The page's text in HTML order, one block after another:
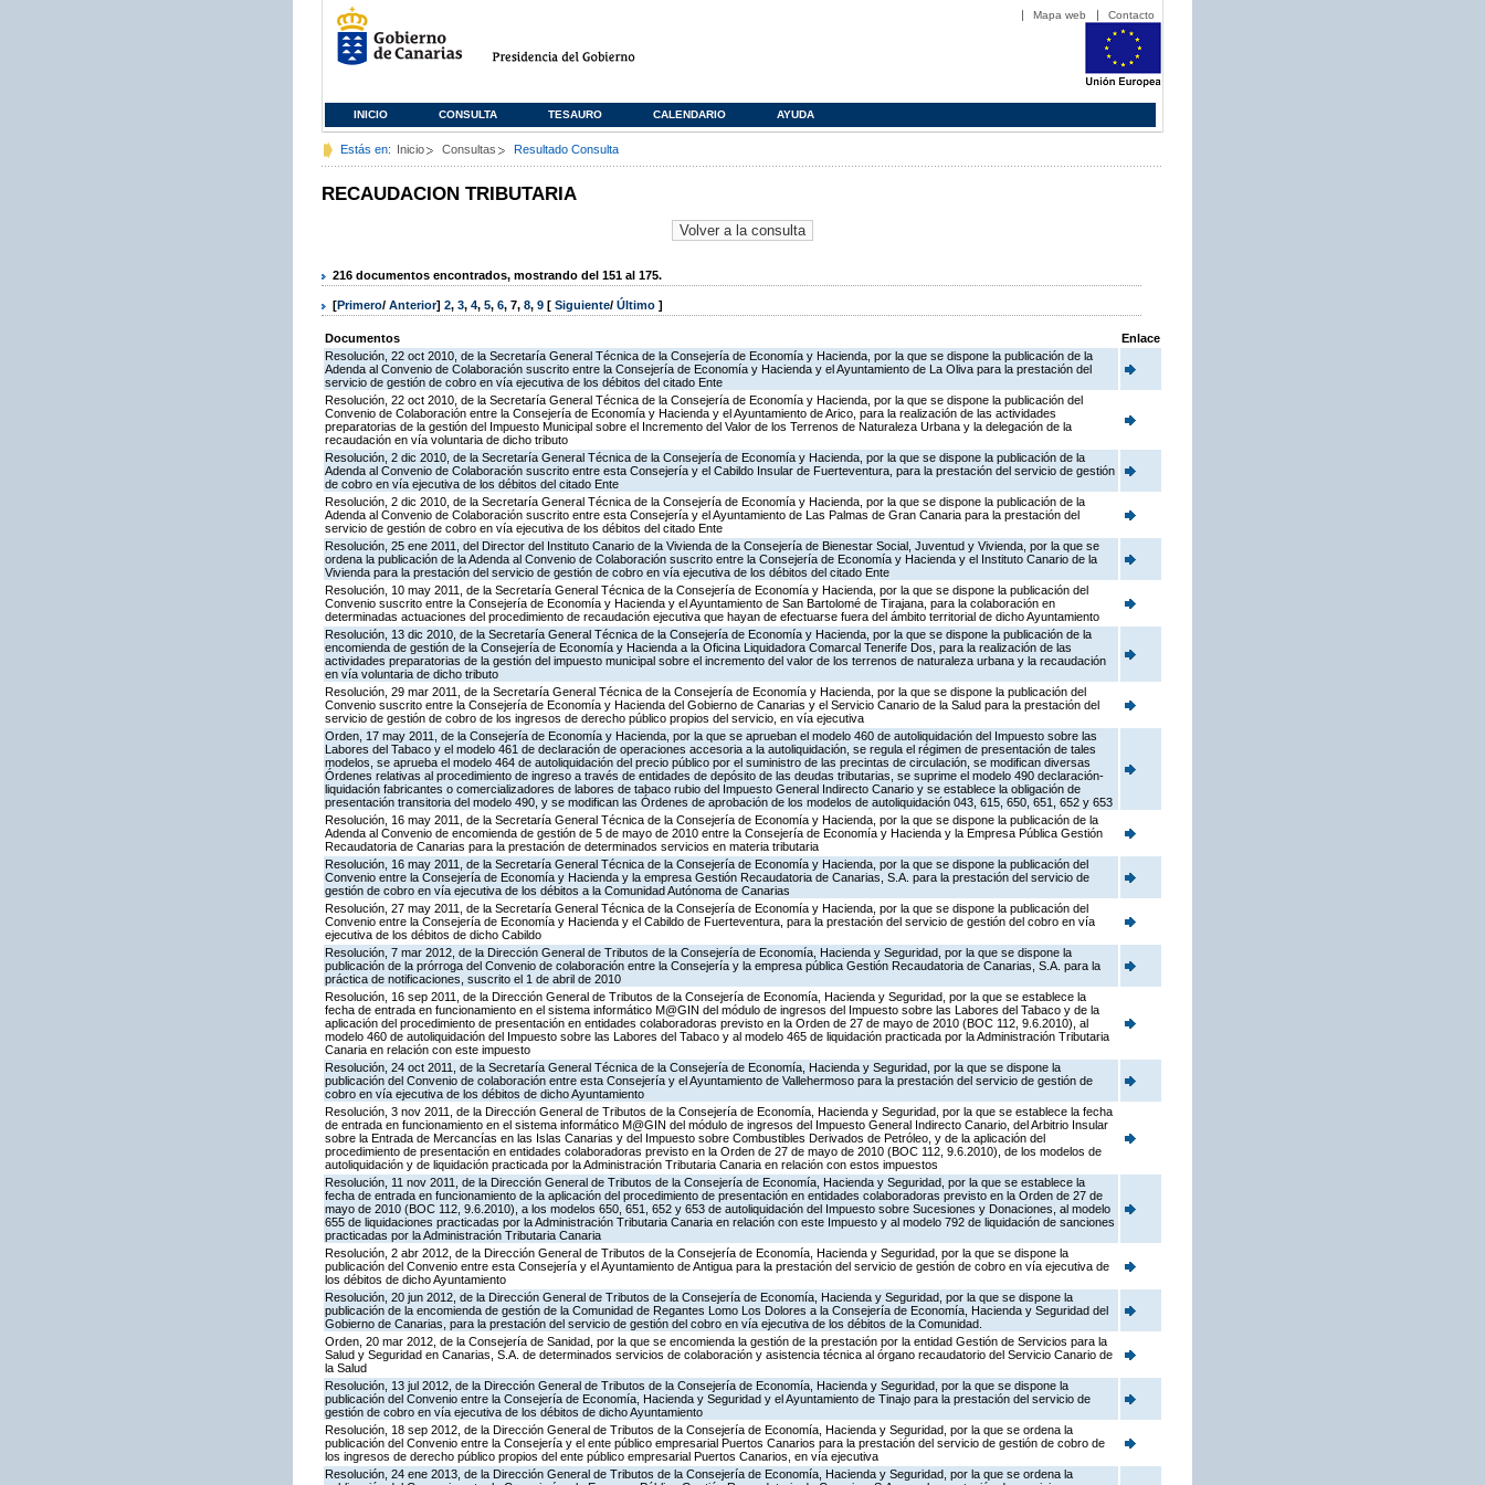
Mapa web Contacto
INICIO CONSULTA TESAURO CALENDARIO AYUDA
Estás en: Inicio Consultas Resultado Consulta
RECAUDACION TRIBUTARIA
216 documentos encontrados, mostrando del 151 al 175.
[Primero/ Anterior] 2, 3, 4, 5, 6, 7, 8, 9 [ Siguiente/ Último ]
Documentos
Enlace
Resolución, 22 oct 2010, de la Secretaría General Técnica de la Consejería de Economía y Hacienda, por la que se dispone la publicación de la
Adenda al Convenio de Colaboración suscrito entre la Consejería de Economía y Hacienda y el Ayuntamiento de La Oliva para la prestación del
servicio de gestión de cobro en vía ejecutiva de los débitos del citado Ente
Resolución, 22 oct 2010, de la Secretaría General Técnica de la Consejería de Economía y Hacienda, por la que se dispone la publicación del
Convenio de Colaboración entre la Consejería de Economía y Hacienda y el Ayuntamiento de Arico, para la realización de las actividades
preparatorias de la gestión del Impuesto Municipal sobre el Incremento del Valor de los Terrenos de Naturaleza Urbana y la delegación de la
recaudación en vía voluntaria de dicho tributo
Resolución, 2 dic 2010, de la Secretaría General Técnica de la Consejería de Economía y Hacienda, por la que se dispone la publicación de la
Adenda al Convenio de Colaboración suscrito entre esta Consejería y el Cabildo Insular de Fuerteventura, para la prestación del servicio de gestión
de cobro en vía ejecutiva de los débitos del citado Ente
Resolución, 2 dic 2010, de la Secretaría General Técnica de la Consejería de Economía y Hacienda, por la que se dispone la publicación de la
Adenda al Convenio de Colaboración suscrito entre esta Consejería y el Ayuntamiento de Las Palmas de Gran Canaria para la prestación del
servicio de gestión de cobro en vía ejecutiva de los débitos del citado Ente
Resolución, 25 ene 2011, del Director del Instituto Canario de la Vivienda de la Consejería de Bienestar Social, Juventud y Vivienda, por la que se
ordena la publicación de la Adenda al Convenio de Colaboración suscrito entre la Consejería de Economía y Hacienda y el Instituto Canario de la
Vivienda para la prestación del servicio de gestión de cobro en vía ejecutiva de los débitos del citado Ente
Resolución, 10 may 2011, de la Secretaría General Técnica de la Consejería de Economía y Hacienda, por la que se dispone la publicación del
Convenio suscrito entre la Consejería de Economía y Hacienda y el Ayuntamiento de San Bartolomé de Tirajana, para la colaboración en
determinadas actuaciones del procedimiento de recaudación ejecutiva que hayan de efectuarse fuera del ámbito territorial de dicho Ayuntamiento
Resolución, 13 dic 2010, de la Secretaría General Técnica de la Consejería de Economía y Hacienda, por la que se dispone la publicación de la
encomienda de gestión de la Consejería de Economía y Hacienda a la Oficina Liquidadora Comarcal Tenerife Dos, para la realización de las
actividades preparatorias de la gestión del impuesto municipal sobre el incremento del valor de los terrenos de naturaleza urbana y la recaudación
en vía voluntaria de dicho tributo
Resolución, 29 mar 2011, de la Secretaría General Técnica de la Consejería de Economía y Hacienda, por la que se dispone la publicación del
Convenio suscrito entre la Consejería de Economía y Hacienda del Gobierno de Canarias y el Servicio Canario de la Salud para la prestación del
servicio de gestión de cobro de los ingresos de derecho público propios del servicio, en vía ejecutiva
Orden, 17 may 2011, de la Consejería de Economía y Hacienda, por la que se aprueban el modelo 460 de autoliquidación del Impuesto sobre las
Labores del Tabaco y el modelo 461 de declaración de operaciones accesoria a la autoliquidación, se regula el régimen de presentación de tales
modelos, se aprueba el modelo 464 de autoliquidación del precio público por el suministro de las precintas de circulación, se modifican diversas
Órdenes relativas al procedimiento de ingreso a través de entidades de depósito de las deudas tributarias, se suprime el modelo 490 declaración-
liquidación fabricantes o comercializadores de labores de tabaco rubio del Impuesto General Indirecto Canario y se establece la obligación de
presentación transitoria del modelo 490, y se modifican las Órdenes de aprobación de los modelos de autoliquidación 043, 615, 650, 651, 652 y 653
Resolución, 16 may 2011, de la Secretaría General Técnica de la Consejería de Economía y Hacienda, por la que se dispone la publicación de la
Adenda al Convenio de encomienda de gestión de 5 de mayo de 2010 entre la Consejería de Economía y Hacienda y la Empresa Pública Gestión
Recaudatoria de Canarias para la prestación de determinados servicios en materia tributaria
Resolución, 16 may 2011, de la Secretaría General Técnica de la Consejería de Economía y Hacienda, por la que se dispone la publicación del
Convenio entre la Consejería de Economía y Hacienda y la empresa Gestión Recaudatoria de Canarias, S.A. para la prestación del servicio de
gestión de cobro en vía ejecutiva de los débitos a la Comunidad Autónoma de Canarias
Resolución, 27 may 2011, de la Secretaría General Técnica de la Consejería de Economía y Hacienda, por la que se dispone la publicación del
Convenio entre la Consejería de Economía y Hacienda y el Cabildo de Fuerteventura, para la prestación del servicio de gestión del cobro en vía
ejecutiva de los débitos de dicho Cabildo
Resolución, 7 mar 2012, de la Dirección General de Tributos de la Consejería de Economía, Hacienda y Seguridad, por la que se dispone la
publicación de la prórroga del Convenio de colaboración entre la Consejería y la empresa pública Gestión Recaudatoria de Canarias, S.A. para la
práctica de notificaciones, suscrito el 1 de abril de 2010
Resolución, 16 sep 2011, de la Dirección General de Tributos de la Consejería de Economía, Hacienda y Seguridad, por la que se establece la
fecha de entrada en funcionamiento en el sistema informático M@GIN del módulo de ingresos del Impuesto sobre las Labores del Tabaco y de la
aplicación del procedimiento de presentación en entidades colaboradoras previsto en la Orden de 27 de mayo de 2010 (BOC 112, 9.6.2010), al
modelo 460 de autoliquidación del Impuesto sobre las Labores del Tabaco y al modelo 465 de liquidación practicada por la Administración Tributaria
Canaria en relación con este impuesto
Resolución, 24 oct 2011, de la Secretaría General Técnica de la Consejería de Economía, Hacienda y Seguridad, por la que se dispone la
publicación del Convenio de colaboración entre esta Consejería y el Ayuntamiento de Vallehermoso para la prestación del servicio de gestión de
cobro en vía ejecutiva de los débitos de dicho Ayuntamiento
Resolución, 3 nov 2011, de la Dirección General de Tributos de la Consejería de Economía, Hacienda y Seguridad, por la que se establece la fecha
de entrada en funcionamiento en el sistema informático M@GIN del módulo de ingresos del Impuesto General Indirecto Canario, del Arbitrio Insular
sobre la Entrada de Mercancías en las Islas Canarias y del Impuesto sobre Combustibles Derivados de Petróleo, y de la aplicación del
procedimiento de presentación en entidades colaboradoras previsto en la Orden de 27 de mayo de 2010 (BOC 112, 9.6.2010), de los modelos de
autoliquidación y de liquidación practicada por la Administración Tributaria Canaria en relación con estos impuestos
Resolución, 11 nov 2011, de la Dirección General de Tributos de la Consejería de Economía, Hacienda y Seguridad, por la que se establece la
fecha de entrada en funcionamiento de la aplicación del procedimiento de presentación en entidades colaboradoras previsto en la Orden de 27 de
mayo de 2010 (BOC 112, 9.6.2010), a los modelos 650, 651, 652 y 653 de autoliquidación del Impuesto sobre Sucesiones y Donaciones, al modelo
655 de liquidaciones practicadas por la Administración Tributaria Canaria en relación con este Impuesto y al modelo 792 de liquidación de sanciones
practicadas por la Administración Tributaria Canaria
Resolución, 2 abr 2012, de la Dirección General de Tributos de la Consejería de Economía, Hacienda y Seguridad, por la que se dispone la
publicación del Convenio entre esta Consejería y el Ayuntamiento de Antigua para la prestación del servicio de gestión de cobro en vía ejecutiva de
los débitos de dicho Ayuntamiento
Resolución, 20 jun 2012, de la Dirección General de Tributos de la Consejería de Economía, Hacienda y Seguridad, por la que se dispone la
publicación de la encomienda de gestión de la Comunidad de Regantes Lomo Los Dolores a la Consejería de Economía, Hacienda y Seguridad del
Gobierno de Canarias, para la prestación del servicio de gestión del cobro en vía ejecutiva de los débitos de la Comunidad.
Orden, 20 mar 2012, de la Consejería de Sanidad, por la que se encomienda la gestión de la prestación por la entidad Gestión de Servicios para la
Salud y Seguridad en Canarias, S.A. de determinados servicios de colaboración y asistencia técnica al órgano recaudatorio del Servicio Canario de
la Salud
Resolución, 13 jul 2012, de la Dirección General de Tributos de la Consejería de Economía, Hacienda y Seguridad, por la que se dispone la
publicación del Convenio entre la Consejería de Economía, Hacienda y Seguridad y el Ayuntamiento de Tinajo para la prestación del servicio de
gestión de cobro en vía ejecutiva de los débitos de dicho Ayuntamiento
Resolución, 18 sep 2012, de la Dirección General de Tributos de la Consejería de Economía, Hacienda y Seguridad, por la que se ordena la
publicación del Convenio entre la Consejería y el ente público empresarial Puertos Canarios para la prestación del servicio de gestión de cobro de
los ingresos de derecho público propios del ente público empresarial Puertos Canarios, en vía ejecutiva
Resolución, 24 ene 2013, de la Dirección General de Tributos de la Consejería de Economía, Hacienda y Seguridad, por la que se ordena la